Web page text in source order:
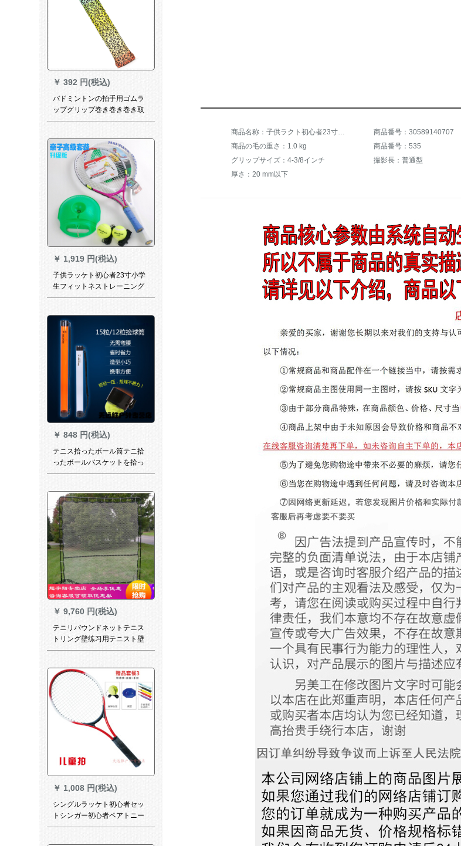
￥ 392 円(税込)
バドミントンの拍手用ゴムラ
ップグリップ巻き巻き巻き取
りグリップ光面の薄い滑り止
￥ 1,919 円(税込)
子供ラッケト初心者23寸小学
生フィットネストレーニング
シンガートレーニング親子ス
器+2球）
￥ 848 円(税込)
テニス拾ったボール筒テニ拾
ったボールバスケットを拾っ
てボールを拾った箱T 115-
￥ 9,760 円(税込)
テニリバウンドネットテニス
トリング壁练习用テニスト壁
￥ 1,008 円(税込)
シングルラッケト初心者セッ
トシンガー初心者ペアトニー
グー用子供学生バンドメッシ
商品名称：子供ラクト初心者23寸小学生フィットネストレーニングシンガートレーニング親子スポーツセット（白拍+玫赤+緑器+2球） 商品番号：30589140707
商品の毛の重さ：1.0 kg
商品番号：535
グリップサイズ：4-3/8インチ
撮影長：普通型
厚さ：20 mm以下